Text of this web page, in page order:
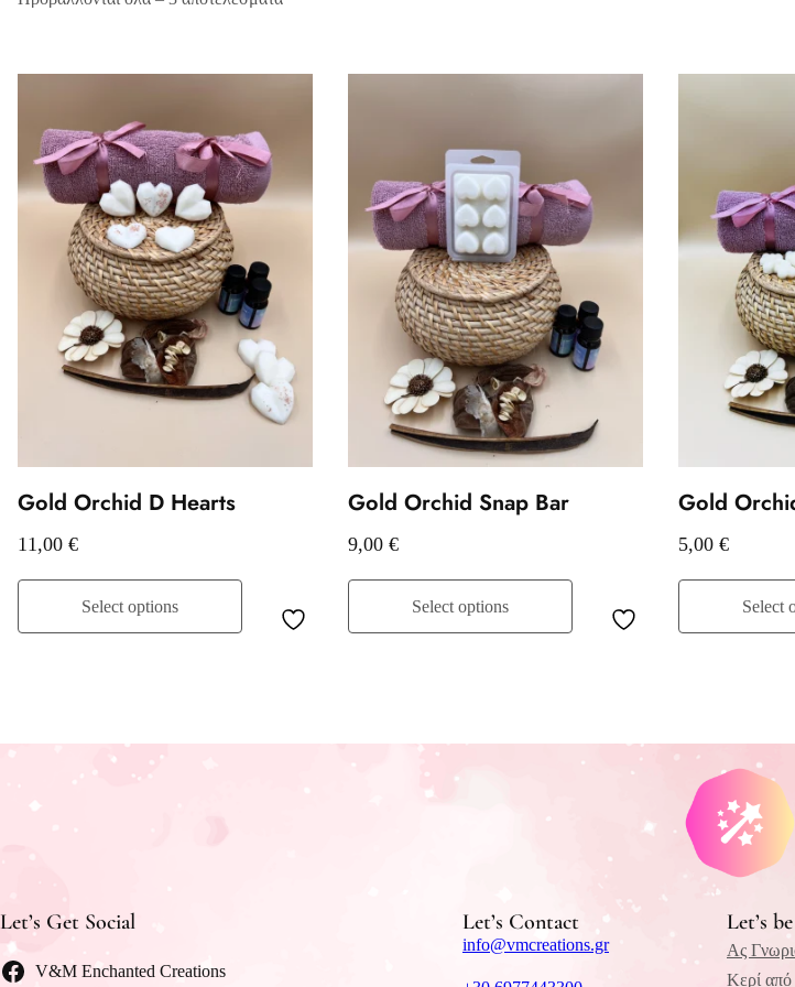
Gold Orchid D Hearts
11,00 €
Select options
Gold Orchid Snap Bar
9,00 €
Select options
Gold
5,00 €
Select
Let’s Get Social
V&M Enchanted Creations
Let’s Contact
info@vmcreations.gr
Let’s
Ας
Κερί από